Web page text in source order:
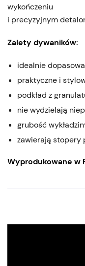
wykończeniu
i precyzyjnym
Zalety dywaników:
idealnie
praktyczne i
podkład z
nie wydzielają
grubość
zawierają stopery
Wyprodukowane w